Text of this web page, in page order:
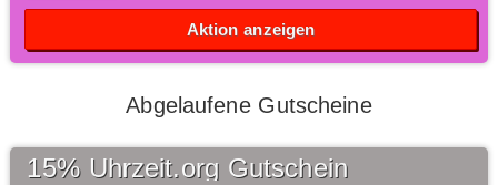
Aktion anzeigen
Abgelaufene Gutscheine
15% Uhrzeit.org Gutschein